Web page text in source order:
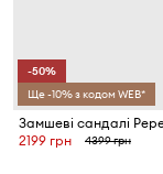
-50%
Ще -10% з кодом WEB*
2199 грн
4399 грн